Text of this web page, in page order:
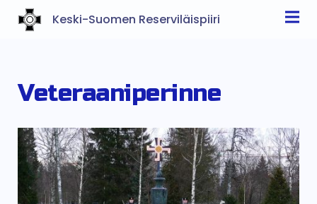
Keski-Suomen Reserviläispiiri
Veteraaniperinne